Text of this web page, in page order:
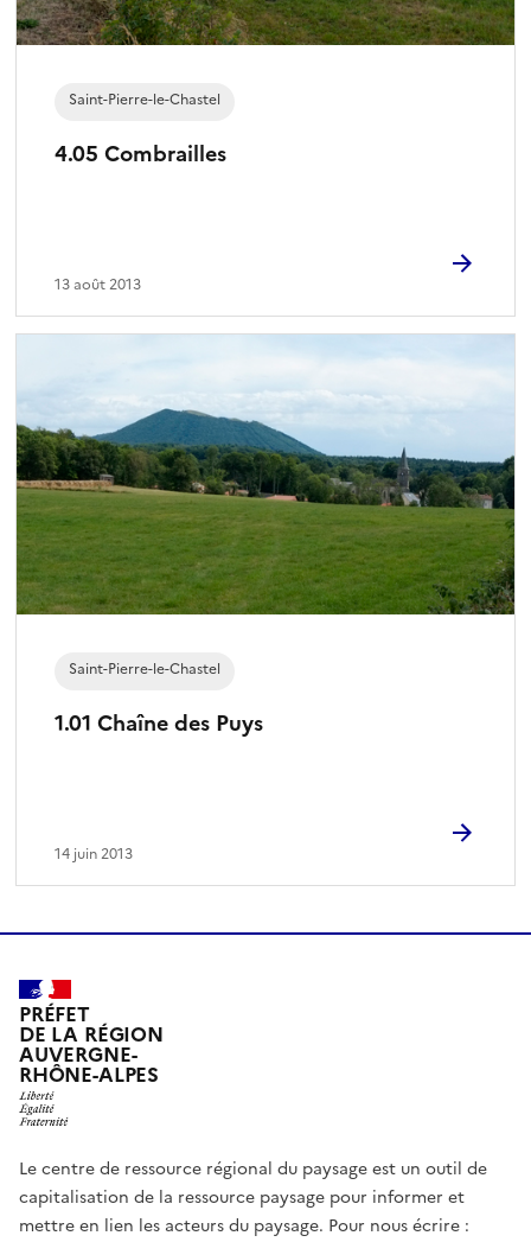
4.05 Combrailles
Saint-Pierre-le-Chastel
13 août 2013
1.01 Chaîne des Puys
Saint-Pierre-le-Chastel
14 juin 2013
PRÉFET
DE LA RÉGION
AUVERGNE-
RHÔNE-ALPES
Le centre de ressource régional du paysage est un outil de
capitalisation de la ressource paysage pour informer et
mettre en lien les acteurs du paysage. Pour nous écrire :